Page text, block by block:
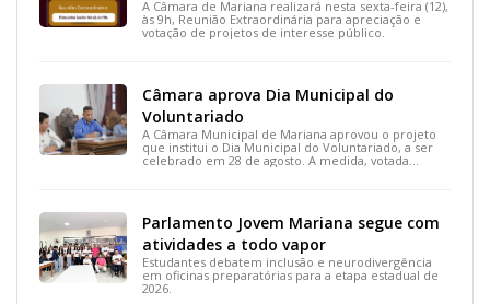
A Câmara de Mariana realizará nesta sexta-feira (12),
às 9h, Reunião Extraordinária para apreciação e
votação de projetos de interesse público.
Câmara aprova Dia Municipal do
Voluntariado
A Câmara Municipal de Mariana aprovou o projeto
que institui o Dia Municipal do Voluntariado, a ser
celebrado em 28 de agosto. A medida, votada
Parlamento Jovem Mariana segue com
atividades a todo vapor
Estudantes debatem inclusão e neurodivergência
em oficinas preparatórias para a etapa estadual de
2026.